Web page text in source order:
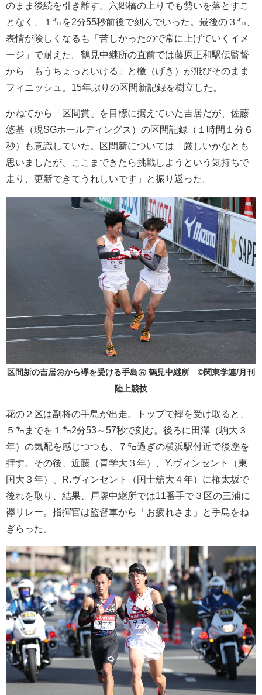
のまま後続を引き離す。六郷橋の上りでも勢いを落とすこ
となく、１㌔を2分55秒前後で刻んでいった。最後の３㌔、
表情が険しくなるも「苦しかったので常に上げていくイメ
ージ」で耐えた。鶴見中継所の直前では藤原正和駅伝監督
から「もうちょっといける」と檄（げき）が飛びそのまま
フィニッシュ。15年ぶりの区間新記録を樹立した。
かねてから「区間賞」を目標に据えていた吉居だが、佐藤
悠基（現SGホールディングス）の区間記録（１時間１分６
秒）も意識していた。区間新については「厳しいかなとも
思いましたが、ここまできたら挑戦しようという気持ちで
走り、更新できてうれしいです」と振り返った。
区間新の吉居㊧から襷を受ける手島㊨ 鶴見中継所 ©関東学連/月刊
陸上競技
花の２区は副将の手島が出走。トップで襷を受け取ると、
５㌔までを１㌔2分53～57秒で刻む。後ろに田澤（駒大３
年）の気配を感じつつも、７㌔過ぎの横浜駅付近で後塵を
拝す。その後、近藤（青学大３年）、Y.ヴィンセント（東
国大３年）、R.ヴィンセント（国士舘大４年）に権太坂で
後れを取り、結果、戸塚中継所では11番手で３区の三浦に
襷リレー。指揮官は監督車から「お疲れさま」と手島をね
ぎらった。